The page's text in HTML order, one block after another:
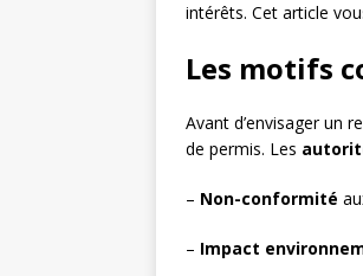
intérêts. Cet article
Les motifs
Avant d’envisager un
de permis. Les
– Non-conformité
– Impact